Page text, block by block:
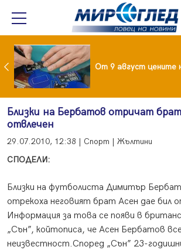
Проект за изграждане на 13-етажна "мегаджамия" разгневи жителите на Лондон
Близки на Бербатов отричат
отвлечен
29.07.2010, 12:38 | Спорт | Жълтини
СПОДЕЛИ:
Близки на футболиста Димитър
отрекоха неговият брат Асен дае бил
Информация за това се появи в
„Сън”, койтописа, че Асен Бербатов
неизвестност.Според „Сън” 23-